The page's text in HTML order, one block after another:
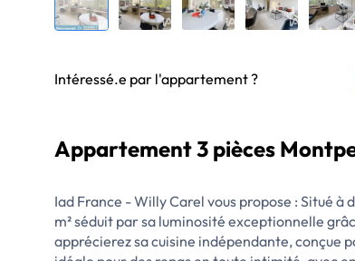
Intéressé.e par l'appartement ?
Appartement 3 pièces
Iad France - Willy Carel vous propose : Situé à
m² séduit par sa luminosité exceptionnelle
apprécierez sa cuisine indépendante, conçue